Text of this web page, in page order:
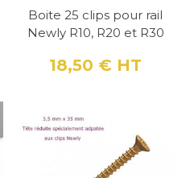
Boite 25 clips pour rail
Newly R10, R20 et R30
Prix
18,50 € HT